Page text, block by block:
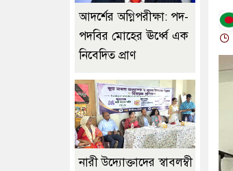
আদর্শের অগ্নিপরীক্ষা: পদ-
পদবির মোহের ঊর্ধ্বে এক
নিবেদিত প্রাণ
নারী উদ্যোক্তাদের স্বাবলম্বী